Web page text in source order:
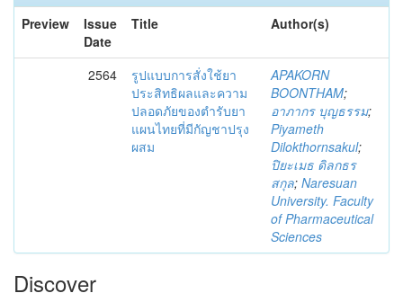
Preview
Issue
Date
Title Author(s)
2564
รูปแบบการสั่งใช้ยา
ประสิทธิผลและความ
ปลอดภัยของตำรับยา
แผนไทยที่มีกัญชาปรุง
ผสม
APAKORN
BOONTHAM;
อาภากร บุญธรรม;
Piyameth
Dilokthornsakul;
ปิยะเมธ ดิลกธร
สกุล; Naresuan
University. Faculty
of Pharmaceutical
Sciences
Discover